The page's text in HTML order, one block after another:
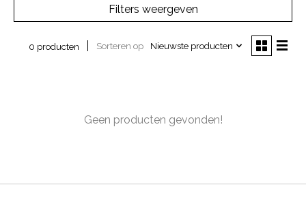
Filters weergeven
0 producten Sorteren op Nieuwste producten
Geen producten gevonden!